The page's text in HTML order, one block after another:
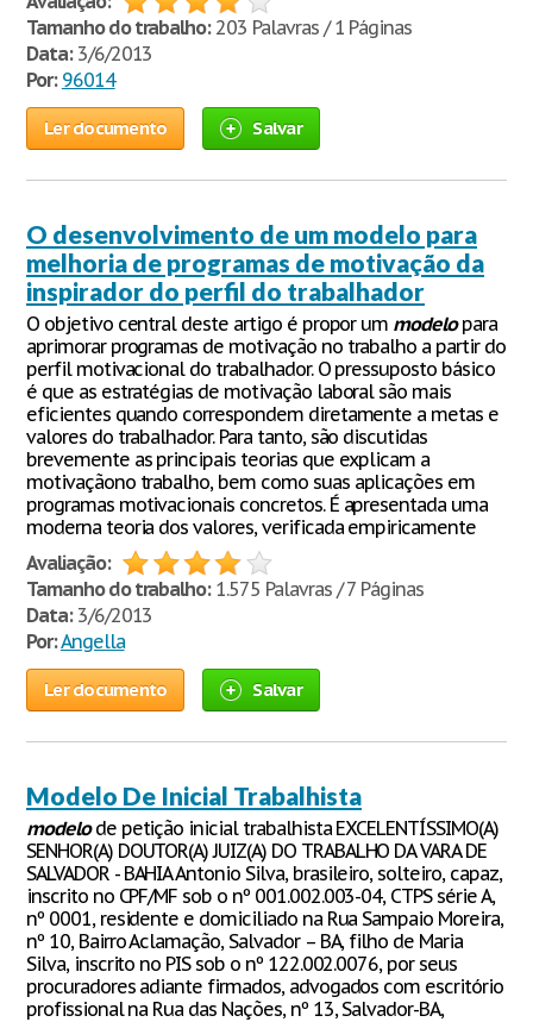
Tamanho do trabalho:203 Palavras / 1 Páginas
Data:3/6/2013
Por: 96014
Ler documento Salvar
O desenvolvimento de um modelo para
melhoria de programas de motivação da
inspirador do perfil do trabalhador
O objetivo central deste artigo é propor um modelopara
aprimorar programas de motivação no trabalho a partir do
perfil motivacional do trabalhador. O pressuposto básico
é que as estratégias de motivação laboral são mais
eficientes quando correspondem diretamente a metas e
valores do trabalhador. Para tanto, são discutidas
brevemente as principais teorias que explicam a
motivaçãono trabalho, bem como suas aplicações em
programas motivacionais concretos. É apresentada uma
moderna teoria dos valores, verificada empiricamente
Avaliação:
Tamanho do trabalho:1.575 Palavras / 7 Páginas
Data:3/6/2013
Por:Angella
Ler documento Salvar
Modelo De Inicial Trabalhista
modelode petição inicial trabalhista EXCELENTÍSSIMO(A)
SENHOR(A) DOUTOR(A) JUIZ(A) DO TRABALHO DA VARA DE
SALVADOR - BAHIA Antonio Silva, brasileiro, solteiro, capaz,
inscrito no CPF/MF sob o nº 001.002.003-04, CTPS série A,
nº 0001, residente e domiciliado na Rua Sampaio Moreira,
nº 10, Bairro Aclamação, Salvador – BA, filho de Maria
Silva, inscrito no PIS sob o nº 122.002.0076, por seus
procuradores adiante firmados, advogados com escritório
profissional na Rua das Nações, nº 13, Salvador-BA,